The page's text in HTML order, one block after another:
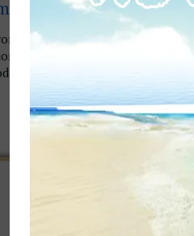
Kortes, o Veneri i
i osobinama ljudi pod
tekstova o